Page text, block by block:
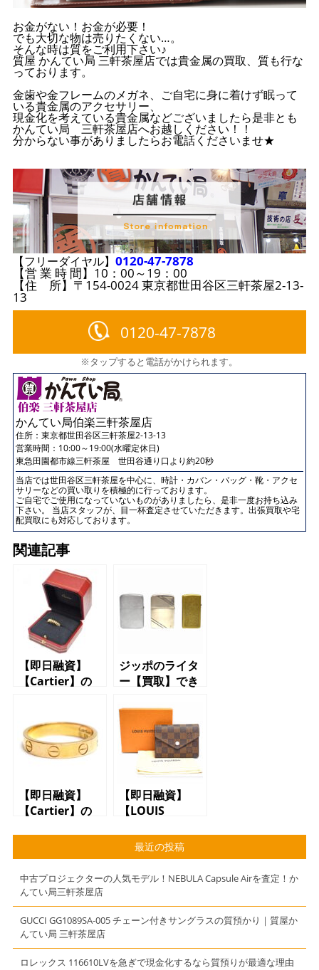
お金がない！お金が必要！
でも大切な物は売りたくない…。
そんな時は質をご利用下さい♪
質屋 かんてい局 三軒茶屋店では貴金属の買取、質も行な
っております。
金歯や金フレームのメガネ、ご自宅に身に着けず眠って
いる貴金属のアクセサリー、
現金化を考えている貴金属などございましたら是非とも
かんてい局 三軒茶屋店へお越しください！！
分からない事がありましたらお電話くださいませ★
【フリーダイヤル】 0120-47-7878
【営 業 時 間】10：00～19：00
【住 所】〒154-0024 東京都世田谷区三軒茶屋2-13-
13
0120-47-7878
※タップすると電話がかけられます。
かんてい局伯楽三軒茶屋店
住所： 東京都世田谷区三軒茶屋2-13-13
営業時間：10:00～19:00(水曜定休日)
東急田園都市線三軒茶屋 世田谷通り口より約20秒
当店では世田谷区三軒茶屋を中心に、時計・カバン・バッグ・靴・アクセ
サリーなどの買い取りを積極的に行っております。
ご自宅でご使用になっていないものがありましたら、是非一度お持ち込み
下さい。 当店スタッフが、目一杯査定させていただきます。出張買取や宅
配買取にも対応しております。
関連記事
【即日融資】
【Cartier】の
きます【質】
【かんてい局】
【三軒茶屋】
ジッポのライタ
ー【買取】でき
【三軒茶屋】
【駒沢】【上
馬】
【即日融資】
【Cartier】の
り】できます
【質】【かんて
い局】【三軒茶
屋】
【即日融資】
【LOUIS
【財布】で【質
預かり】できま
す【質】【かん
茶屋】
最近の投稿
中古プロジェクターの人気モデル！NEBULA Capsule Airを査定！か
んてい局三軒茶屋店
GUCCI GG1089SA-005 チェーン付きサングラスの質預かり｜質屋か
んてい局 三軒茶屋店
ロレックス 116610LVを急ぎで現金化するなら質預りが最適な理由